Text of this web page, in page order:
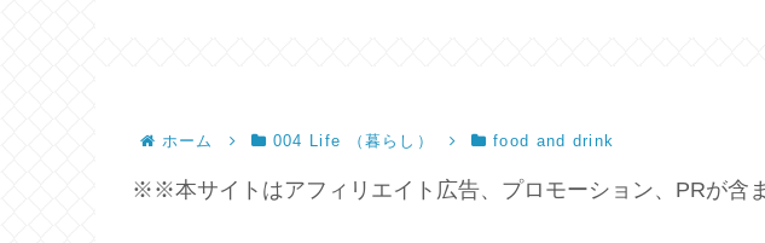
ホーム 004 Life （暮らし） food and drink
※※本サイトはアフィリエイト広告、プロモーション、PRが